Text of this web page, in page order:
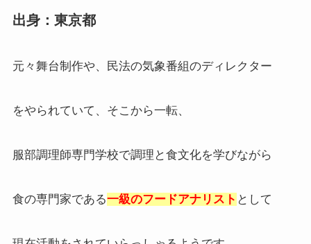
出身：東京都
元々舞台制作や、民法の気象番組のディレクター
をやられていて、そこから一転、
服部調理師専門学校で調理と食文化を学びながら
食の専門家である一級のフードアナリスト として